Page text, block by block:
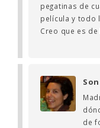
pegatinas de
película y todo
Creo que es
de